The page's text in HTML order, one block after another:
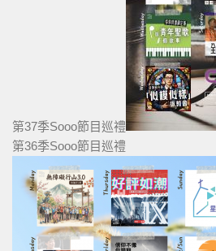
第37季Sooo節目巡禮
第36季Sooo節目巡禮